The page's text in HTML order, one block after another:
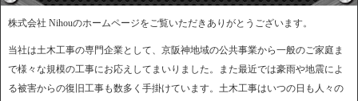
株式会社 Nihouのホームページをご覧いただきありがとうございます。
当社は土木工事の専門企業として、京阪神地域の公共事業から一般のご家庭ま
で様々な規模の工事にお応えしてまいりました。また最近では豪雨や地震によ
る被害からの復旧工事も数多く手掛けています。土木工事はいつの日も人々の